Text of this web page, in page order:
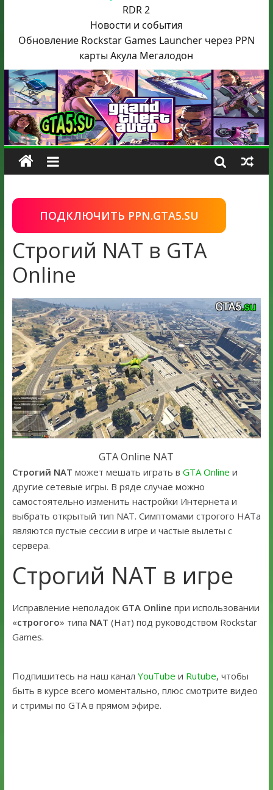
RDR 2
Новости и события
Обновление Rockstar Games Launcher через PPN
карты Акула Мегалодон
ПОДКЛЮЧИТЬ PPN.GTA5.SU
Строгий NAT в GTA
Online
GTA Online NAT
Строгий NAT может мешать играть в GTA Online и
другие сетевые игры. В ряде случае можно
самостоятельно изменить настройки Интернета и
выбрать открытый тип NAT. Симптомами строгого НАТа
являются пустые сессии в игре и частые вылеты с
сервера.
Строгий NAT в игре
Исправление неполадок GTA Online при использовании
«строгого» типа NAT (Нат) под руководством Rockstar
Games.
Подпишитесь на наш канал YouTube и Rutube, чтобы
быть в курсе всего моментально, плюс смотрите видео
и стримы по GTA в прямом эфире.